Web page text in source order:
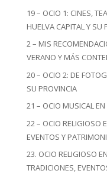
19 – OCIO 1: CINES,
HUELVA CAPITAL Y SU
2 – MIS
VERANO Y MÁS
20 – OCIO 2: DE
SU PROVINCIA
21 – OCIO MUSICAL
22 – OCIO RELIGIOSO
EVENTOS Y
23. OCIO RELIGIOSO
TRADICIONES,